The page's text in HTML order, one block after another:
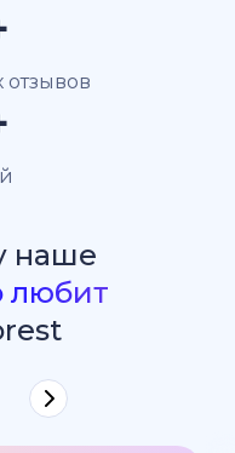
наше
любит